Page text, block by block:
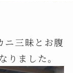
ニ三昧とお腹
りました。